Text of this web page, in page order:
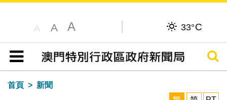
A A A 33°C
目錄
搜尋
首頁
新聞